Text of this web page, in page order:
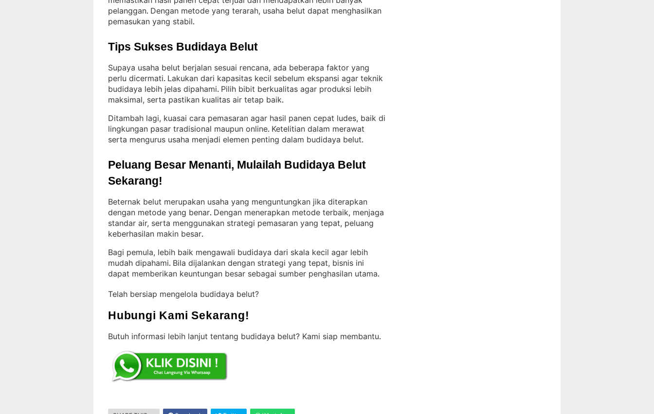
pelanggan. Dengan metode yang terarah, usaha belut dapat menghasilkan
pemasukan yang stabil.
Tips Sukses Budidaya Belut
Supaya usaha belut berjalan sesuai rencana, ada beberapa faktor yang
perlu dicermati. Lakukan dari kapasitas kecil sebelum ekspansi agar teknik
budidaya lebih jelas dipahami. Pilih bibit berkualitas agar produksi lebih
maksimal, serta pastikan kualitas air tetap baik.
Ditambah lagi, kuasai cara pemasaran agar hasil panen cepat ludes, baik di
lingkungan pasar tradisional maupun online. Ketelitian dalam merawat
serta mengurus usaha menjadi elemen penting dalam budidaya belut.
Peluang Besar Menanti, Mulailah Budidaya Belut
Sekarang!
Beternak belut merupakan usaha yang menguntungkan jika diterapkan
dengan metode yang benar. Dengan menerapkan metode terbaik, menjaga
standar air, serta menggunakan strategi pemasaran yang tepat, peluang
keberhasilan makin besar.
Bagi pemula, lebih baik mengawali budidaya dari skala kecil agar lebih
mudah dipahami. Bila dijalankan dengan strategi yang tepat, bisnis ini
dapat memberikan keuntungan besar sebagai sumber penghasilan utama.
Telah bersiap mengelola budidaya belut?
Hubungi Kami Sekarang!
Butuh informasi lebih lanjut tentang budidaya belut? Kami siap membantu.